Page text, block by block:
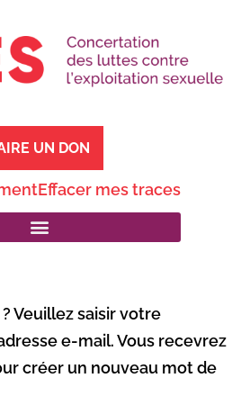
UN DON
Effacer mes traces
Veuillez saisir votre
e-mail. Vous recevrez
créer un nouveau mot de